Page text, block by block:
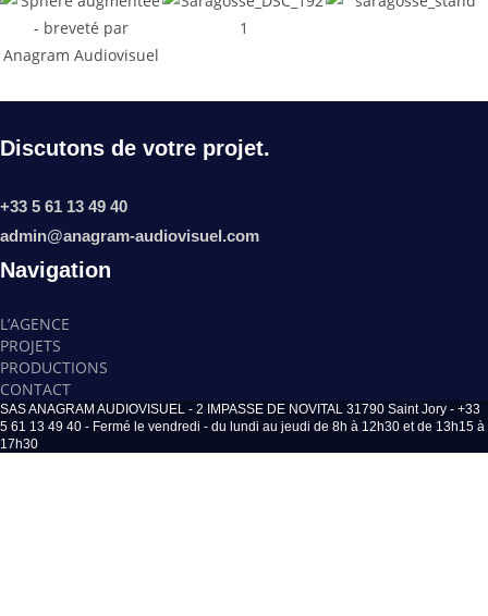
Discutons de votre projet.
+33 5 61 13 49 40
admin@anagram-audiovisuel.com
Navigation
L’AGENCE
PROJETS
PRODUCTIONS
CONTACT
SAS ANAGRAM AUDIOVISUEL - 2 IMPASSE DE NOVITAL 31790 Saint Jory - +33
5 61 13 49 40 - Fermé le vendredi - du lundi au jeudi de 8h à 12h30 et de 13h15 à
17h30